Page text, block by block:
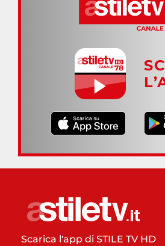
Scarica l'app di STILE TV HD